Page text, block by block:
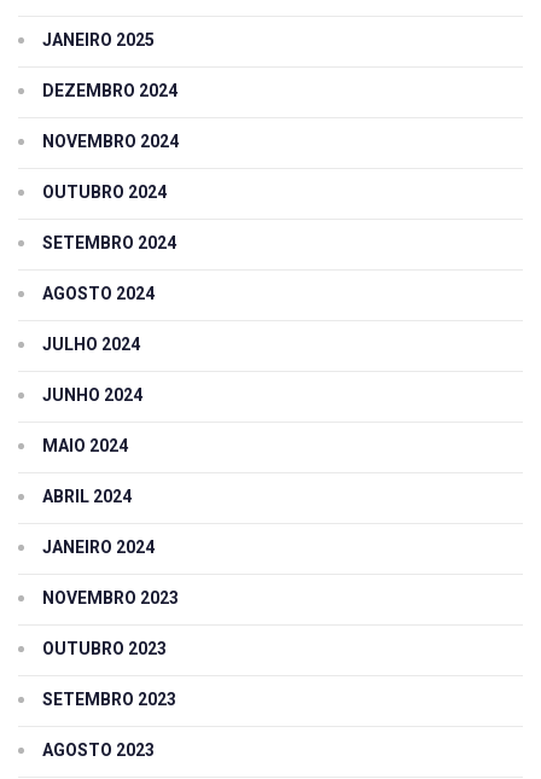
JANEIRO 2025
DEZEMBRO 2024
NOVEMBRO 2024
OUTUBRO 2024
SETEMBRO 2024
AGOSTO 2024
JULHO 2024
JUNHO 2024
MAIO 2024
ABRIL 2024
JANEIRO 2024
NOVEMBRO 2023
OUTUBRO 2023
SETEMBRO 2023
AGOSTO 2023